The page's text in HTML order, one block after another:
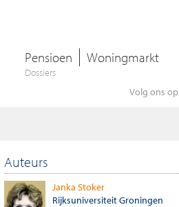
Pensioen Woningmarkt
Dossiers
Volg ons op
Auteurs
Janka Stoker
Rijksuniversiteit Groningen